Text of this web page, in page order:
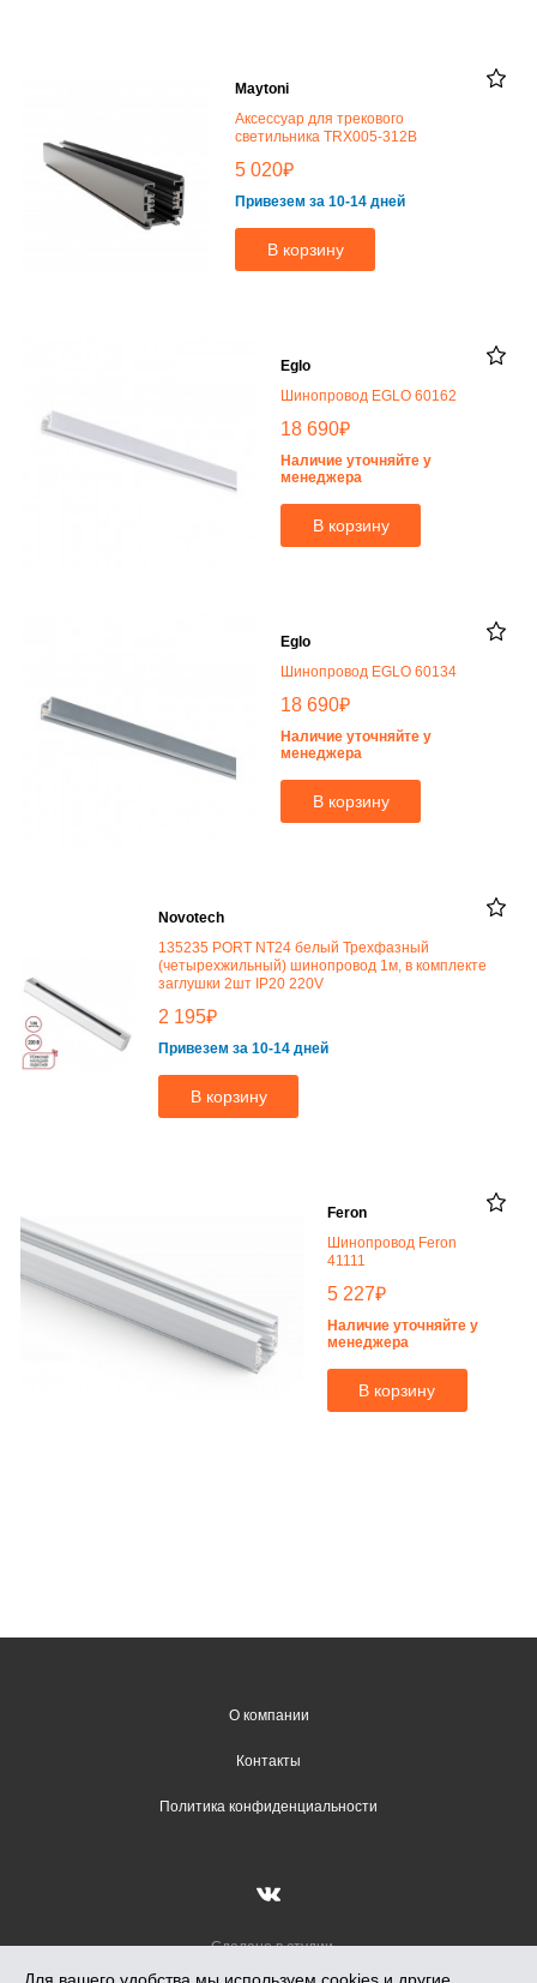
Maytoni
Аксессуар для трекового
светильника TRX005-312B
5 020₽
Привезем за 10-14 дней
В корзину
Eglo
Шинопровод EGLO 60162
18 690₽
Наличие уточняйте у
менеджера
В корзину
Eglo
Шинопровод EGLO 60134
18 690₽
Наличие уточняйте у
менеджера
В корзину
Novotech
135235 PORT NT24 белый Трехфазный
(четырехжильный) шинопровод 1м, в комплекте
заглушки 2шт IP20 220V
2 195₽
Привезем за 10-14 дней
В корзину
Feron
Шинопровод Feron
41111
5 227₽
Наличие уточняйте у
менеджера
В корзину
О компании
Контакты
Политика конфиденциальности
Сделано в студии